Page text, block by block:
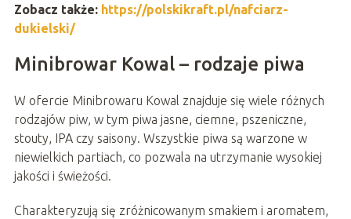
Zobacz także: https://polskikraft.pl/nafciarz-
dukielski/
Minibrowar Kowal – rodzaje piwa
W ofercie Minibrowaru Kowal znajduje się wiele różnych
rodzajów piw, w tym piwa jasne, ciemne, pszeniczne,
stouty, IPA czy saisony. Wszystkie piwa są warzone w
niewielkich partiach, co pozwala na utrzymanie wysokiej
jakości i świeżości.
Charakteryzują się zróżnicowanym smakiem i aromatem,